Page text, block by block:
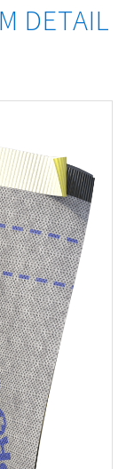
DETAIL